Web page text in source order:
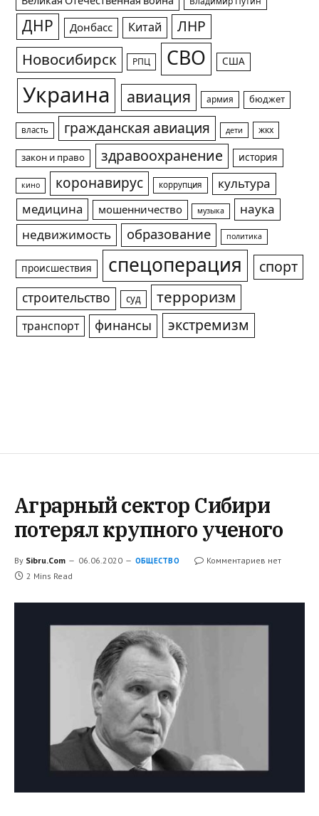
ДНР Донбасс Китай ЛНР
Новосибирск РПЦ СВО США
Украина авиация армия бюджет
власть гражданская авиация дети жкх
закон и право здравоохранение история
кино коронавирус коррупция
культура
медицина
мошенничество музыка
наука
недвижимость
образование политика
происшествия спецоперация спорт
строительство суд терроризм
транспорт финансы экстремизм
Аграрный сектор Сибири
потерял крупного ученого
By Sibru.Com 06.06.2020 ОБЩЕСТВО
Комментариев нет
2 Mins Read